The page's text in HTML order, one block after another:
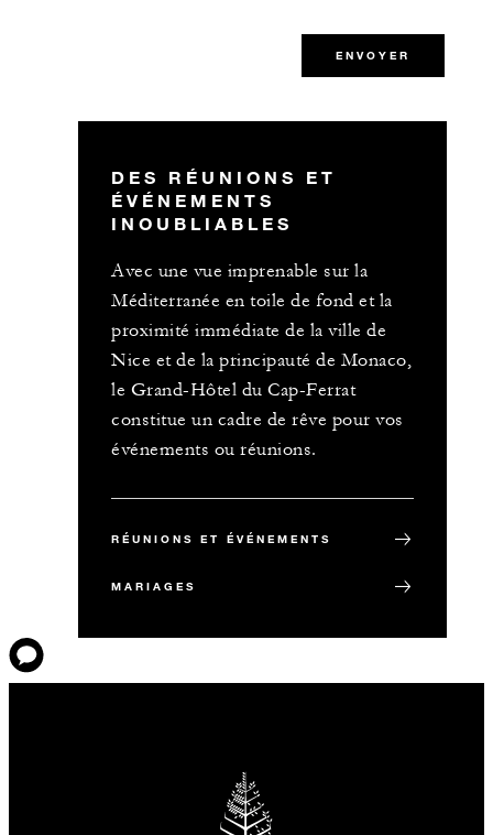
ENVOYER
DES RÉUNIONS ET
ÉVÉNEMENTS
INOUBLIABLES
Avec une vue imprenable sur la
Méditerranée en toile de fond et la
proximité immédiate de la ville de
Nice et de la principauté de Monaco,
le Grand-Hôtel du Cap-Ferrat
constitue un cadre de rêve pour vos
événements ou réunions.
RÉUNIONS ET ÉVÉNEMENTS
MARIAGES